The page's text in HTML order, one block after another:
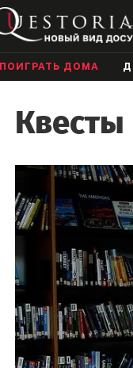
ПОИГРАТЬ ДОМА
Квесты